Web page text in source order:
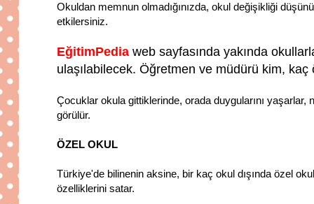
Okuldan memnun olmadığınızda, okul değişikliği
etkilersiniz.
EğitimPedia web sayfasında yakında
ulaşılabilecek. Öğretmen ve müdürü kim, kaç
Çocuklar okula gittiklerinde, orada duygularını
görülür.
ÖZEL OKUL
Türkiye'de bilinenin aksine, bir kaç okul dışında özel
özelliklerini satar.